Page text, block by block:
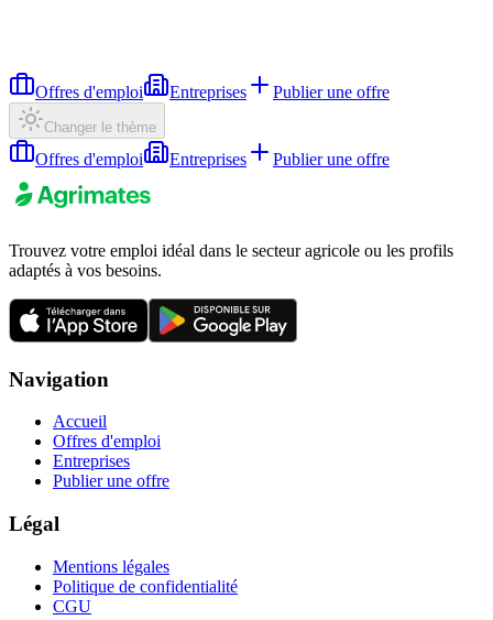
Offres d'emploi Entreprises Publier une offre
Changer le thème
Offres d'emploi Entreprises Publier une offre
Trouvez votre emploi idéal dans le secteur agricole ou les profils
adaptés à vos besoins.
Navigation
Accueil
Offres d'emploi
Entreprises
Publier une offre
Légal
Mentions légales
Politique de confidentialité
CGU